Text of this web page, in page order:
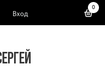
Вход
0